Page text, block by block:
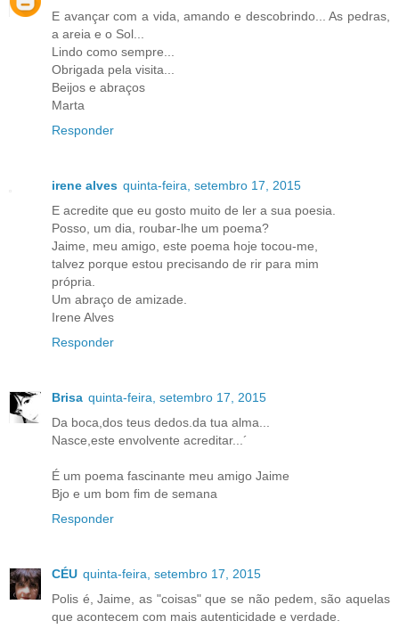
E avançar com a vida, amando e descobrindo... As pedras,
a areia e o Sol...
Lindo como sempre...
Obrigada pela visita...
Beijos e abraços
Marta
Responder
irene alves quinta-feira, setembro 17, 2015
E acredite que eu gosto muito de ler a sua poesia.
Posso, um dia, roubar-lhe um poema?
Jaime, meu amigo, este poema hoje tocou-me,
talvez porque estou precisando de rir para mim
própria.
Um abraço de amizade.
Irene Alves
Responder
Brisa quinta-feira, setembro 17, 2015
Da boca,dos teus dedos.da tua alma...
Nasce,este envolvente acreditar...´
É um poema fascinante meu amigo Jaime
Bjo e um bom fim de semana
Responder
CÉU quinta-feira, setembro 17, 2015
Polis é, Jaime, as "coisas" que se não pedem, são aquelas
que acontecem com mais autenticidade e verdade.